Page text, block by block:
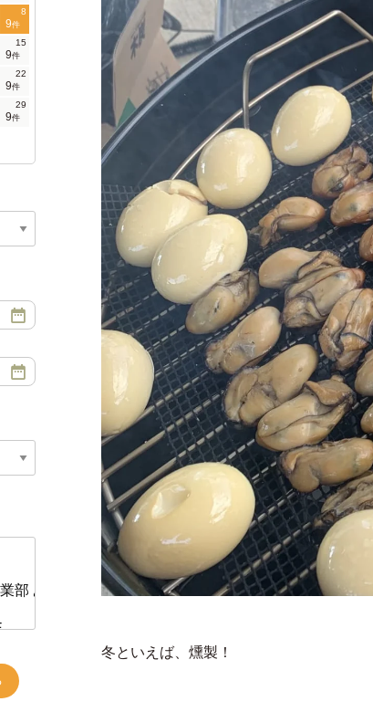
8
9件
15
9件
22
9件
29
9件
冬といえば、燻製！